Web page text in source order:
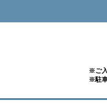
※ご
※駐